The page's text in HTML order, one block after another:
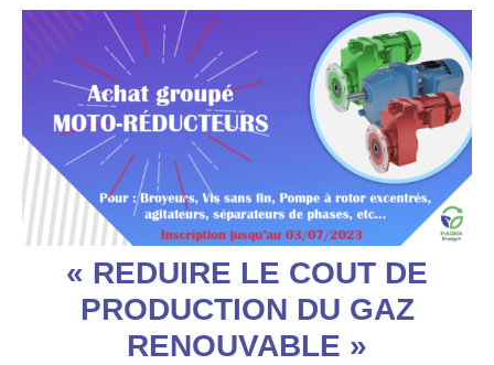
« REDUIRE LE COUT DE
PRODUCTION DU GAZ
RENOUVABLE »